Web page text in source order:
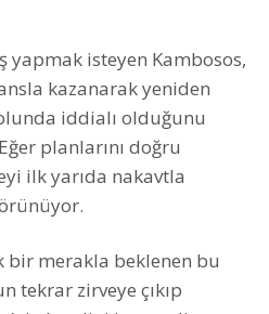
yapmak isteyen Kambosos,
kazanarak yeniden
iddialı olduğunu
planlarını doğru
ilk yarıda nakavtla
bir merakla beklenen bu
tekrar zirveye çıkıp